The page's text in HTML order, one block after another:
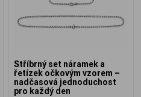
Stříbrný set náramek a
řetízek očkovým vzorem –
nadčasová jednoduchost
pro každý den